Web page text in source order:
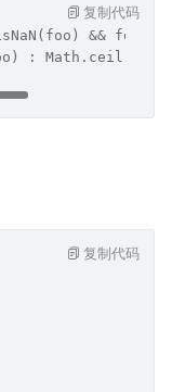
&& foo
: Math.ceil(foo)
复制代码
复制代码